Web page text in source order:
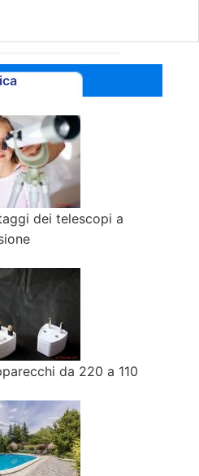
dei telescopi a
da 220 a 110